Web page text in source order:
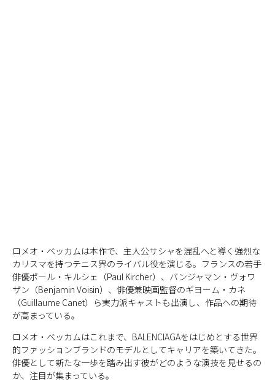
ロメオ・ベッカムは本作で、主人公サシャを混乱へと導く強烈な
カリスマを持つテニス界のライバル役を演じる。フランスの若手
俳優ポール・キルシェ（Paul Kircher）、バンジャマン・ヴォワ
ザン（Benjamin Voisin）、俳優兼映画監督のギヨーム・カネ
（Guillaume Canet）ら実力派キャストも出演し、作品への期待
が高まっている。
ロメオ・ベッカムはこれまで、BALENCIAGAをはじめとする世界
的ファッションブランドのモデルとしてキャリアを築いてきた。
俳優として新たな一歩を踏み出す彼がどのような演技を見せるの
か、注目が集まっている。